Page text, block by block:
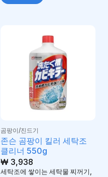
곰팡이/진드기
존슨 곰팡이 킬러 세탁조
클리너 550g
₩3,938
세탁조에 쌓이는 세탁물 찌꺼기,